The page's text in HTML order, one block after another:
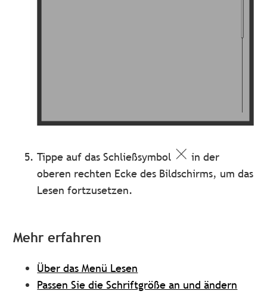
Tippe auf das Schließsymbol
in der
oberen rechten Ecke des Bildschirms, um das
Lesen fortzusetzen.
Mehr erfahren
Über das Menü Lesen
Passen Sie die Schriftgröße an und ändern